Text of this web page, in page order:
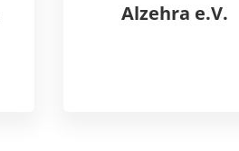
Alzehra e.V.